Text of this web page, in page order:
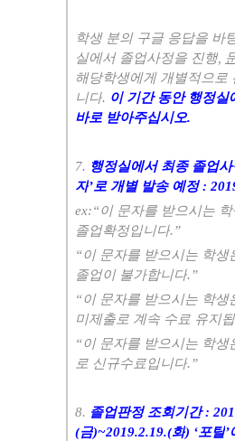
학생 분의 구글 응답을 바
실에서 졸업사정을 진행
해당학생에게 개별적으로
니다. 이 기간 동안 행정실
바로 받아주십시오.
7. 행정실에서 최종 졸업
자’로 개별 발송 예정:
ex:“이 문자를 받으시는
졸업확정입니다.”
“이 문자를 받으시는 학생
졸업이 불가합니다.”
“이 문자를 받으시는 학생
미제출로 계속 수료 유지
“이 문자를 받으시는 학생
로 신규수료입니다.”
8. 졸업판정 조회기간:
(금)~2019.2.19.(화) ‘포탈’